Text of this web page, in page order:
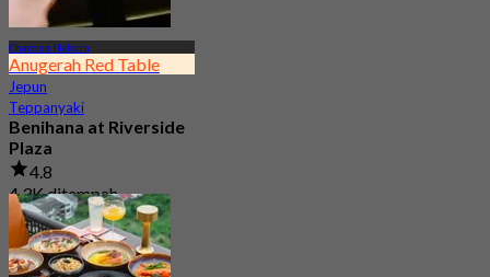
Charoen Nakorn
Anugerah Red Table
Jepun
Teppanyaki
Benihana at Riverside
Plaza
4.8
4.3K ditempah
Dari฿ 550